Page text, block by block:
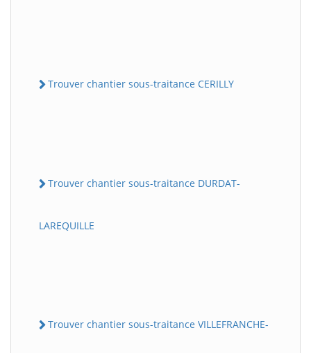
Trouver chantier sous-traitance CERILLY
Trouver chantier sous-traitance DURDAT-
LAREQUILLE
Trouver chantier sous-traitance VILLEFRANCHE-